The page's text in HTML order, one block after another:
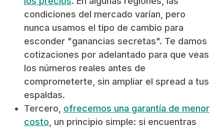
condiciones del mercado varían, pero
nunca usamos el tipo de cambio para
esconder "ganancias secretas". Te damos
cotizaciones por adelantado para que veas
los números reales antes de
comprometerte, sin ampliar el spread a tus
espaldas.
Tercero, ofrecemos una garantía de menor
costo, un principio simple: si encuentras